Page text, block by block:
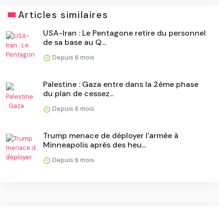
Articles similaires
​USA-Iran : Le Pentagone retire du personnel
de sa base au Q...
Depuis 6 mois
​Palestine : Gaza entre dans la 2ème phase
du plan de cessez...
Depuis 6 mois
Trump menace de déployer l'armée à
Minneapolis après des heu...
Depuis 6 mois